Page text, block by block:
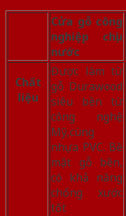
Cửa gỗ công
nghiệp chịu
nước
Chất
liệu
Được làm từ
gỗ Durawood
siêu bền từ
công nghệ
Mỹ,cùng
nhựa PVC. Bề
mặt gỗ bền,
có khả năng
chống xước
tốt